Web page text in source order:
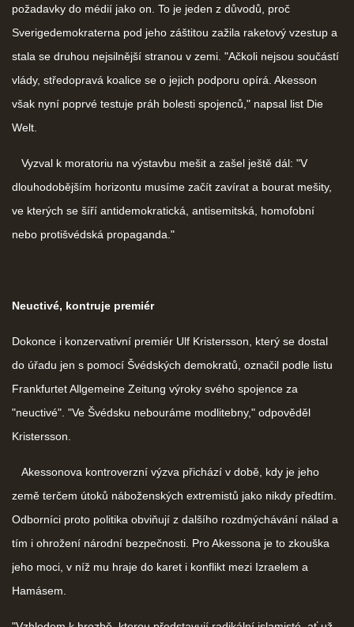
požadavky do médií jako on. To je jeden z důvodů, proč
Sverigedemokraterna pod jeho záštitou zažila raketový vzestup a
stala se druhou nejsilnější stranou v zemi. "Ačkoli nejsou součástí
vlády, středopravá koalice se o jejich podporu opírá. Akesson
však nyní poprvé testuje práh bolesti spojenců," napsal list Die
Welt.
Vyzval k moratoriu na výstavbu mešit a zašel ještě dál: "V
dlouhodobějším horizontu musíme začít zavírat a bourat mešity,
ve kterých se šíří antidemokratická, antisemitská, homofobní
nebo protišvédská propaganda."
Neuctivé, kontruje premiér
Dokonce i konzervativní premiér Ulf Kristersson, který se dostal
do úřadu jen s pomocí Švédských demokratů, označil podle listu
Frankfurtet Allgemeine Zeitung výroky svého spojence za
"neuctivé". "Ve Švédsku nebouráme modlitebny," odpověděl
Kristersson.
Akessonova kontroverzní výzva přichází v době, kdy je jeho
země terčem útoků náboženských extremistů jako nikdy předtím.
Odborníci proto politika obviňují z dalšího rozdmýchávání nálad a
tím i ohrožení národní bezpečnosti. Pro Akessona je to zkouška
jeho moci, v níž mu hraje do karet i konflikt mezi Izraelem a
Hamásem.